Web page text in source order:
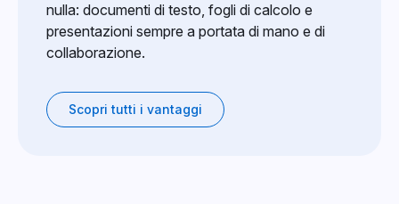
nulla: documenti di testo, fogli di calcolo e
presentazioni sempre a portata di mano e di
collaborazione.
Scopri tutti i vantaggi